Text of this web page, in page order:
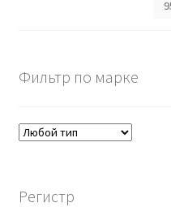
Фильтр по марке
Регистр